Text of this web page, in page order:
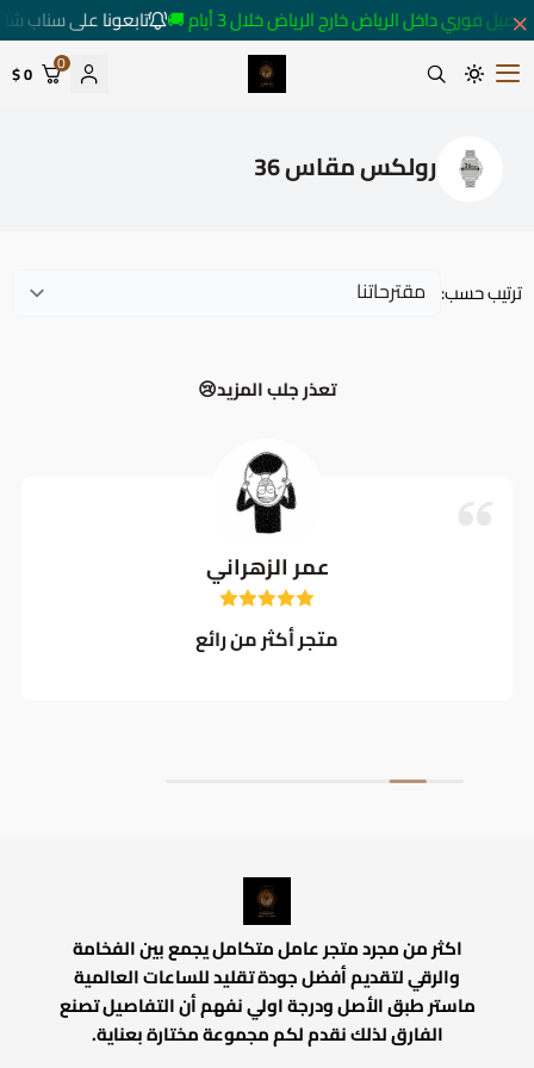
توصيل فوري داخل الرياض خارج الرياض خلال 3 أيام 🚚
تابعونا على سناب
متجر ساعات رومانس
0
0 $
رولكس مقاس 36
ترتيب حسب:
تعذر جلب المزيد😢
عمر الزهراني
متجر أكثر من رائع
اكثر من مجرد متجر عامل متكامل يجمع بين الفخامة
والرقي لتقديم أفضل جودة تقليد للساعات العالمية
ماستر طبق الأصل ودرجة اولي نفهم أن التفاصيل تصنع
الفارق لذلك نقدم لكم مجموعة مختارة بعناية.